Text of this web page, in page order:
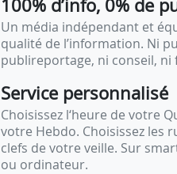
100% d’info, 0% de
Un média indépendant et
qualité de l’information. Ni
publireportage, ni conseil, ni
Service personnalisé
Choisissez l‘heure de votre
votre Hebdo. Choisissez les
clefs de votre veille. Sur
ou ordinateur.